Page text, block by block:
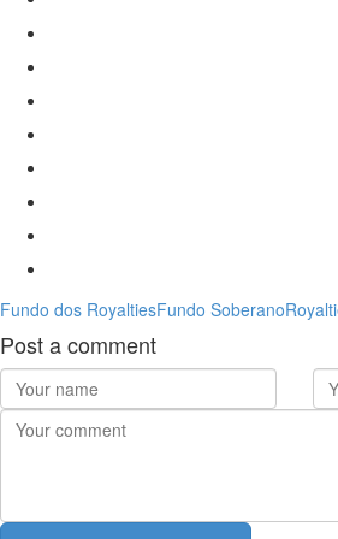
Fundo dos RoyaltiesFundo Soberano
Post a comment